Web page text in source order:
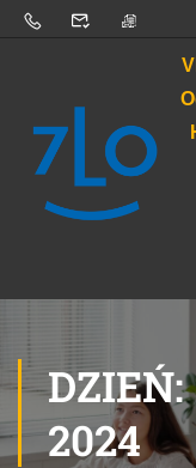
2024